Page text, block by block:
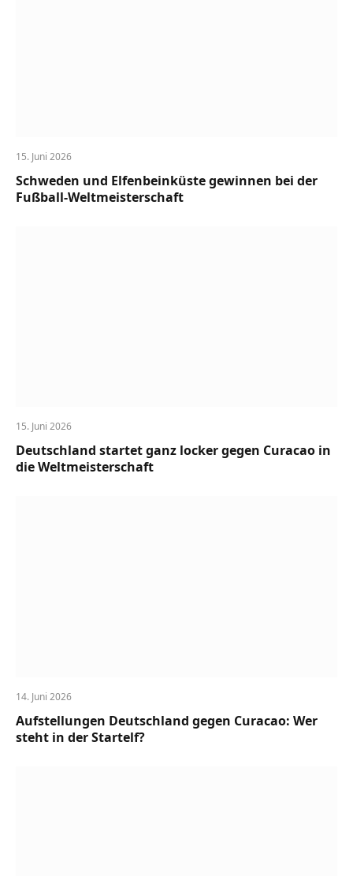
15. Juni 2026
Schweden und Elfenbeinküste gewinnen bei der
Fußball-Weltmeisterschaft
15. Juni 2026
Deutschland startet ganz locker gegen Curacao in
die Weltmeisterschaft
14. Juni 2026
Aufstellungen Deutschland gegen Curacao: Wer
steht in der Startelf?